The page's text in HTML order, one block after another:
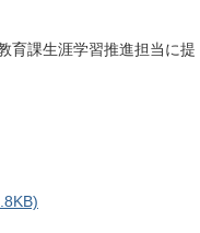
育課生涯学習推進担当に提